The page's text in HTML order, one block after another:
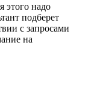
этого надо
подберет
с запросами
на